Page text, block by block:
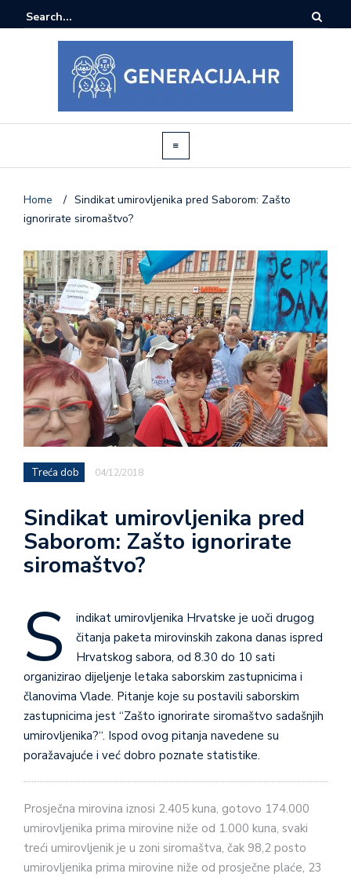
Home / Sindikat umirovljenika pred Saborom: Zašto
ignorirate siromaštvo?
Treća dob 04/12/2018
Sindikat umirovljenika pred
Saborom: Zašto ignorirate
siromaštvo?
S
indikat umirovljenika Hrvatske je uoči drugog
čitanja paketa mirovinskih zakona danas ispred
Hrvatskog sabora, od 8.30 do 10 sati
organizirao dijeljenje letaka saborskim zastupnicima i
članovima Vlade. Pitanje koje su postavili saborskim
zastupnicima jest “Zašto ignorirate siromaštvo sadašnjih
umirovljenika?“. Ispod ovog pitanja navedene su
poražavajuće i već dobro poznate statistike.
Prosječna mirovina iznosi 2.405 kuna, gotovo 174.000
umirovljenika prima mirovine niže od 1.000 kuna, svaki
treći umirovljenik je u zoni siromaštva, čak 98,2 posto
umirovljenika prima mirovine niže od prosječne plaće, 23